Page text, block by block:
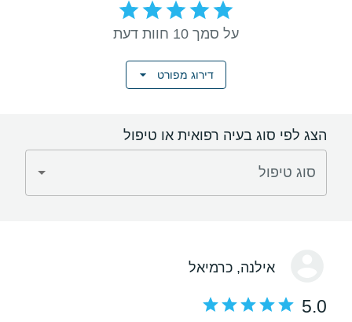
על סמך 10 חוות דעת
דירוג מפורט
הצג לפי סוג בעיה רפואית או טיפול
סוג טיפול
אילנה, כרמיאל
5.0